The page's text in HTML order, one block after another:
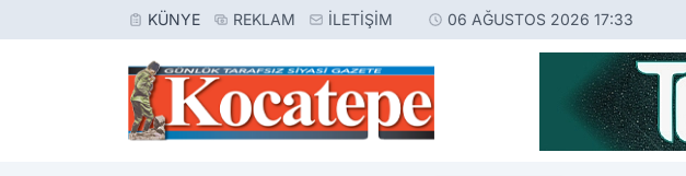
KÜNYE REKLAM İLETIŞIM 06 AĞUSTOS 2026 17:33